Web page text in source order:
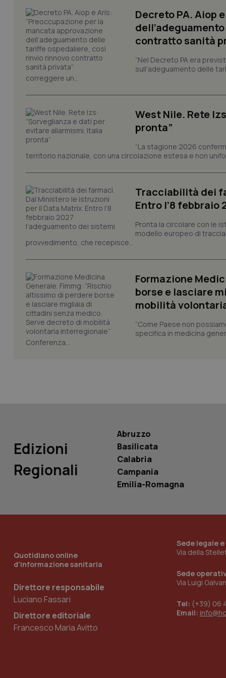
Decreto PA. Aiop
contratto sanità
“Nel Decreto PA era
sull'adeguamento delle
correggere un...
West Nile. Rete
pronta”
“La stagione 2026
territorio nazionale, con una circolazione estesa e non
Tracciabilità dei
Entro l’8 febbraio
Pronta la circolare con le
modello europeo di
provvedimento, che recepisce...
Formazione
borse e lasciare
mobilità
“Come Paese non
specifica in medicina
Conferenza...
Edizioni
Regionali
Abruzzo
Basilicata
Calabria
Campania
Emilia-Romagna
Quotidiano online
d'informazione sanitaria
Direttore responsabile
Luciano Fassari
Direttore editoriale
Francesco Maria Avitto
Sede legale
Via della
Sede
Via Luigi
Tel: (+39) 06
Email:
e l'accesso alle aree
tracking-enable
session-id
__Secure-
ROLLOUT_TOKEN
tracking-sites-
ironfish-tracking-
named-enable